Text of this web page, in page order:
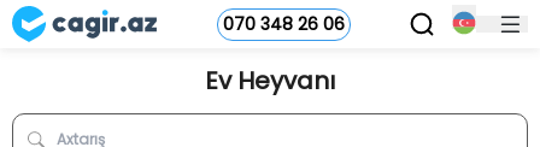
070 348 26 06
Ev Heyvanı